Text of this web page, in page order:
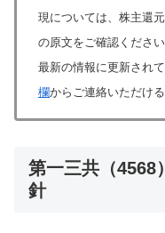
現については、株主還
の原文をご確認ください
最新の情報に更新され
欄からご連絡いただけ
第一三共（4568
針